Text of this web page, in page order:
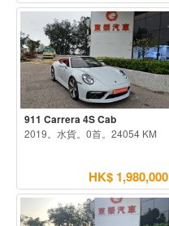
911 Carrera 4S Cab
2019。水貨。0首。24054 KM
HK$ 1,980,000